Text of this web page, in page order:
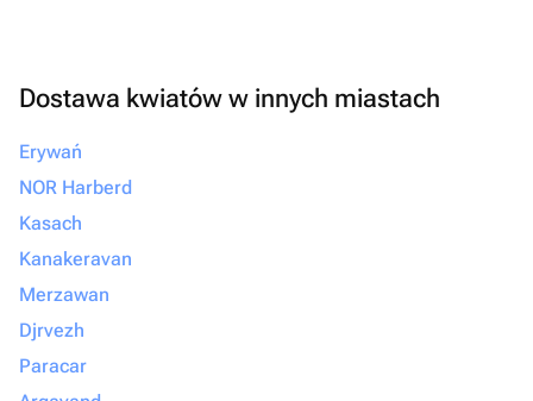
Dostawa kwiatów w innych miastach
Erywań
NOR Harberd
Kasach
Kanakeravan
Merzawan
Djrvezh
Paracar